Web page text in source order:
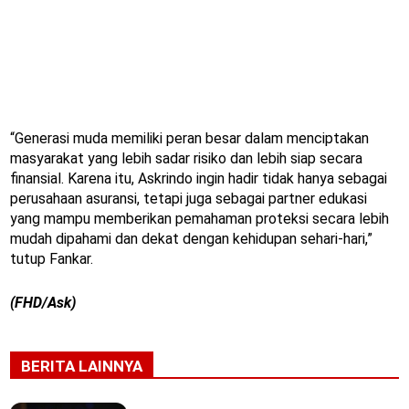
“Generasi muda memiliki peran besar dalam menciptakan
masyarakat yang lebih sadar risiko dan lebih siap secara
finansial. Karena itu, Askrindo ingin hadir tidak hanya sebagai
perusahaan asuransi, tetapi juga sebagai partner edukasi
yang mampu memberikan pemahaman proteksi secara lebih
mudah dipahami dan dekat dengan kehidupan sehari-hari,”
tutup Fankar.
(FHD/Ask)
BERITA LAINNYA